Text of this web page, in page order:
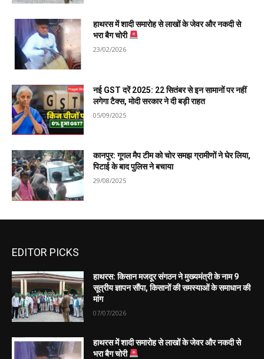
हाथरस में शादी समारोह से लाखों के जेवर और नकदी से
भरा बैग चोरी
23/02/2026
नई GST दरें 2025: 22 सितंबर से इन सामानों पर नहीं
लगेगा टैक्स, मोदी सरकार ने दी बड़ी राहत
05/09/2025
कानपुर: गूगल मैप टीम को चोर समझ ग्रामीणों ने घेर लिया,
पिटाई के बाद पुलिस ने बचाया
29/08/2025
EDITOR PICKS
हाथरस: किसान मजदूर संगठन ने मुख्यमंत्री के नाम 9
सूत्रीय ज्ञापन सौंपा, किसानों की समस्याओं के समाधान की
मांग
07/07/2026
हाथरस में शादी समारोह से लाखों के जेवर और नकदी से
भरा बैग चोरी